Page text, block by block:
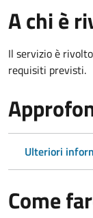
A chi è
Il servizio è
requisiti previsti.
Ulteriori
Come